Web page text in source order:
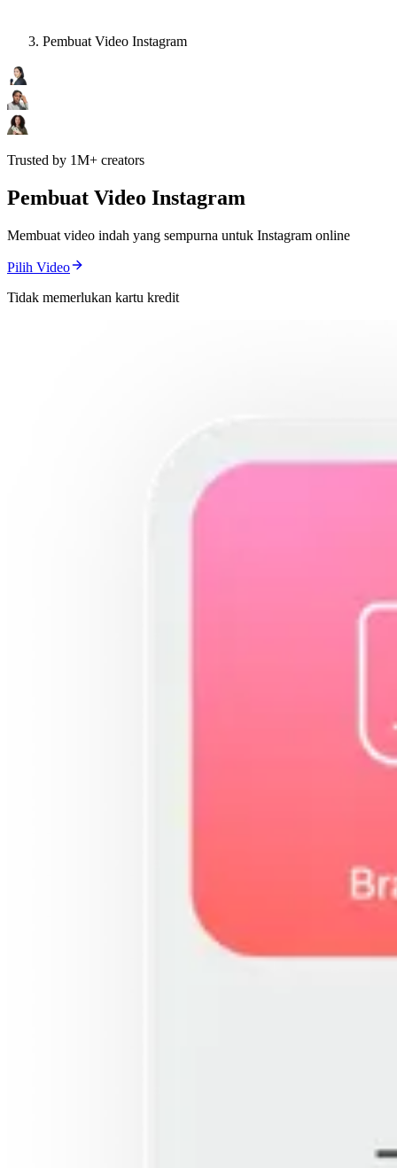
Pembuat Video Instagram
Trusted by 1M+ creators
Pembuat Video Instagram
Membuat video indah yang sempurna untuk Instagram online
Pilih Video
Tidak memerlukan kartu kredit